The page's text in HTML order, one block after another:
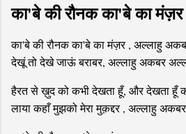
का'बे की रौनक का'बे का मंज़र
का'बे की रौनक का'बे का मंज़र , अल्लाहु
देखूं तो देखे जाऊं बराबर, अल्लाहु अकबर
हैरत से ख़ुद को कभी देखता हूँ, और देखता हूँ
लाया कहाँ मुझको मेरा मुक़द्दर , अल्लाहु